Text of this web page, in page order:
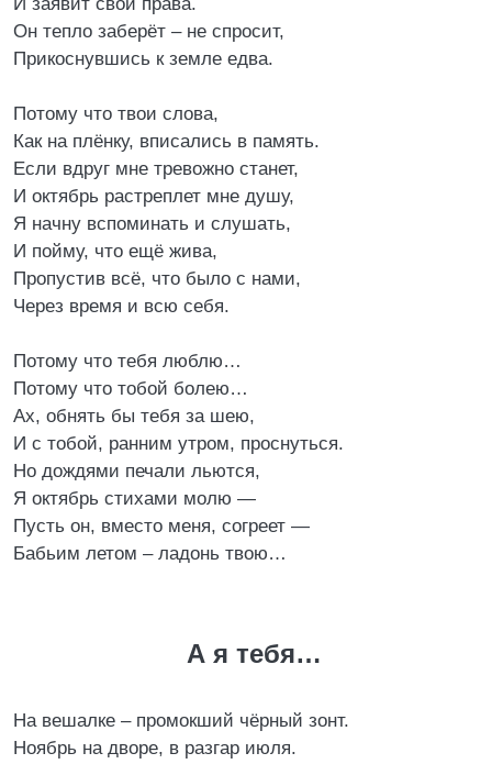
Он тепло заберёт – не спросит,
Прикоснувшись к земле едва.
Потому что твои слова,
Как на плёнку, вписались в память.
Если вдруг мне тревожно станет,
И октябрь растреплет мне душу,
Я начну вспоминать и слушать,
И пойму, что ещё жива,
Пропустив всё, что было с нами,
Через время и всю себя.
Потому что тебя люблю…
Потому что тобой болею…
Ах, обнять бы тебя за шею,
И с тобой, ранним утром, проснуться.
Но дождями печали льются,
Я октябрь стихами молю —
Пусть он, вместо меня, согреет —
Бабьим летом – ладонь твою…
А я тебя…
На вешалке – промокший чёрный зонт.
Ноябрь на дворе, в разгар июля.